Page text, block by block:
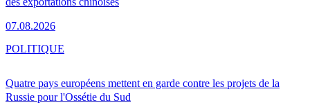
07.08.2026
Quatre pays européens mettent en garde contre les projets de la
Russie pour l'Ossétie du Sud
POLITIQUE